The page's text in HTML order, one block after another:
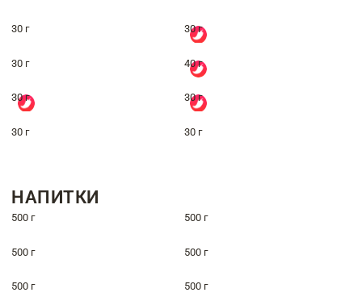
30 г 30 г
30 г 40 г
30 г 30 г
30 г 30 г
НАПИТКИ
500 г 500 г
500 г 500 г
500 г 500 г